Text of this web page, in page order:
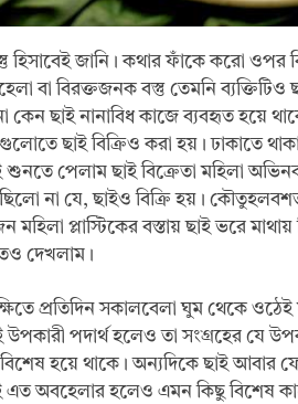
হিসাবেই জানি। কথার ফাঁকে করো ওপর
বা বিরক্তজনক বস্তু তেমনি
ছাই নানাবিধ কাজে ব্যবহৃত হয়ে
ছাই বিক্রিও করা হয়। ঢাকাতে
শুনতে পেলাম ছাই বিক্রেতা মহিলা
ছিলো না যে, ছাইও বিক্রি হয়।
প্লাস্টিকের বস্তায় ছাই ভরে মাথায়
দেখলাম।
প্রতিদিন সকালবেলা ঘুম থেকে
পদার্থ হলেও তা সংগ্রহের যে
হয়ে থাকে। অন্যদিকে ছাই আবার
এত অবহেলার হলেও এমন কিছু বিশেষ